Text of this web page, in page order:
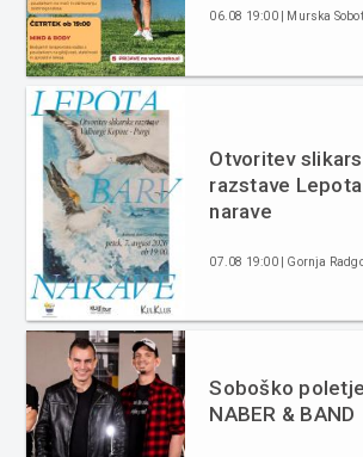
06.08 19:00 | Murska
Otvoritev
razstave
narave
07.08 19:00 | Gornja
Soboško
NABER & BAND